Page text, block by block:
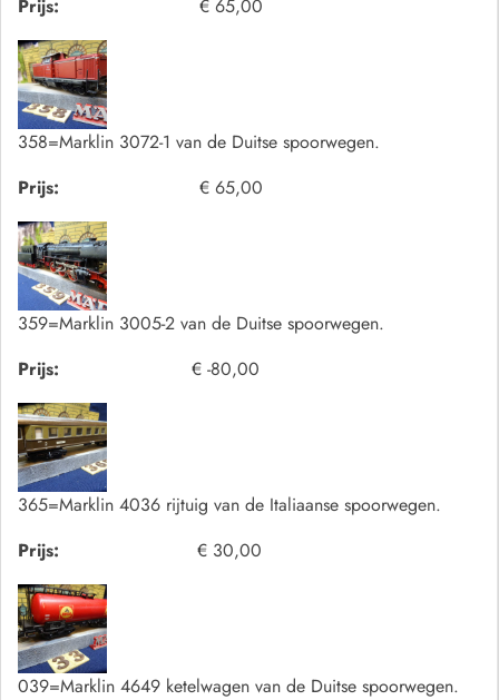
Prijs:
€ 65,00
358=Marklin 3072-1 van de Duitse spoorwegen.
Prijs:
€ 65,00
359=Marklin 3005-2 van de Duitse spoorwegen.
Prijs:
€ -80,00
365=Marklin 4036 rijtuig van de Italiaanse spoorwegen.
Prijs:
€ 30,00
039=Marklin 4649 ketelwagen van de Duitse spoorwegen.